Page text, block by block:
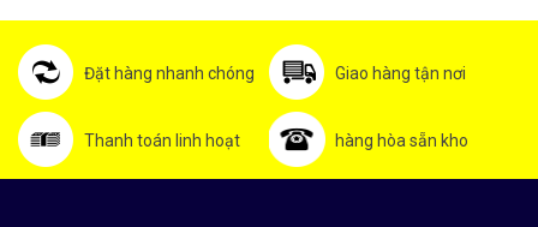
Đặt hàng nhanh chóng Giao hàng tận nơi
Thanh toán linh hoạt hàng hòa sẵn kho